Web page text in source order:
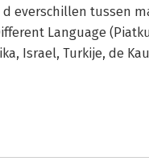
everschillen tussen
Language
Israel, Turkije, de